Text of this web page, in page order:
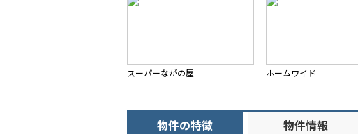
スーパーながの屋 ホームワイド
物件の特徴 物件情報